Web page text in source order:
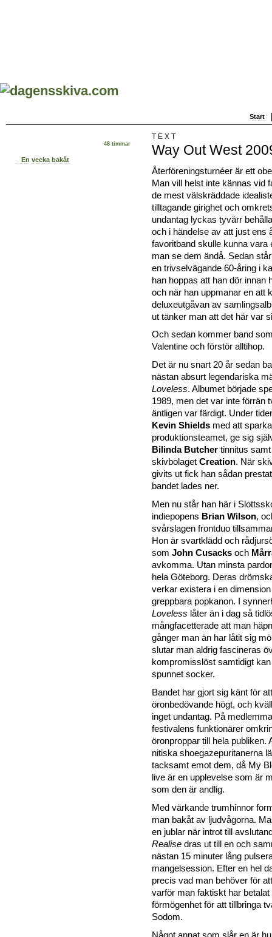
Start
48 timmar
En vecka bakåt
TEXT
Way Out West
Återföreningsturnéer är ett
Man vill helst inte kännas vid
de mest välskräddade
tilltagande girighet och
undantag lyckas tyvärr
och i händelse av att just ens
favoritband skulle kunna vara
man se dem ändå. Sedan
en trivselvägande 60-åring i
han hoppas att han dör innan
och när han uppmanar en att
deluxeutgåvan av
ut tänker man att det här var
Och sedan kommer band
Valentine och förstör alltihop.
Det är nu snart 20 år sedan
nästan absurt legendariska
Loveless. Albumet började
1989, men det var inte förrän
äntligen var färdigt. Under
Kevin Shields med att
produktionsteamet, ge sig
Bilinda Butcher tinnitus
skivbolaget Creation. När
givits ut fick han sådan
bandet lades ner.
Men nu står han här i
indiepopens Brian Wilson,
svårslagen frontduo
Hon är svartklädd och
som John Cusacks och
avkomma. Utan minsta
hela Göteborg. Deras
verkar existera i en
greppbara popkanon. I
Loveless låter än i dag så
mångfacetterade att man
gånger man än har låtit sig
slutar man aldrig fascineras
kompromisslöst samtidigt
spunnet socker.
Bandet har gjort sig känt för
öronbedövande högt, och
inget undantag. På
festivalens funktionärer
öronproppar till hela publiken.
nitiska shoegazepuritanerna
tacksamt emot dem, då My
live är en upplevelse som är
som den är andlig.
Med värkande trumhinnor
man bakåt av ljudvågorna.
en jublar när introt till
Realise dras ut till en och
nästan 15 minuter lång
mangelsession. Efter en hel
precis vad man behöver för
varför man faktiskt har betalat
förmögenhet för att tillbringa
Sodom.